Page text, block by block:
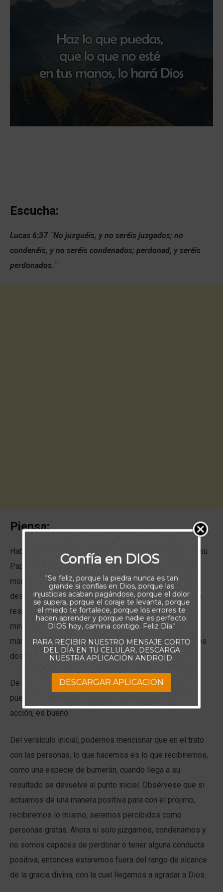
Escucha:
Lucas 6:37 ¨No juzguéis, y no seréis juzgados; no
condenéis, y no seréis condenados; perdonad, y seréis
perdonados. ¨
Piensa:
Había una la historia de un niño que tenía dos panes, y su
Papá le pidió uno. El niño miro a los ojos de su Padre y
mordió ambos panes. El padre, frunció su cara un poco
desmotivado, casi decepcionado porque esperaba otra
respuesta del niño. Pocos segundos después, el niño
mira hacia su Padre con una sonrisa tierna, extendió su
mano y dijo: Toma Papá, este es el pan más dulce de los
dos.
De aquí queda una enseñanza, es: No debemos juzgar
puesto a que desconocemos si el motivo detrás de la
acción, es bueno.
Del versículo inicial, podemos mencionar que en el trato
con las personas, lo que hacemos es lo que recibiremos,
como una especie de bumerán, cuando llega a su
resultado se devuelve al punto inicial. Obsérvese que si
actuamos de una manera positiva para con el prójimo,
recibiremos lo mismo, seremos percibidos como
personas gratas. Ahora si solo juzgamos, condenamos y
no somos capaces de perdonar o tener alguna conducta
positiva, entonces estaremos fuera del rango de alcance
de la gracia divina, con la cual llegamos a agradar a Dios.
Confía en DIOS
"Se feliz, porque la piedra nunca es tan
grande si confías en Dios, porque las
injusticias acaban pagándose, porque el dolor
se supera, porque el coraje te levanta, porque
el miedo te fortalece, porque los errores te
hacen aprender y porque nadie es perfecto.
DIOS hoy, camina contigo. Feliz Día."
PARA RECIBIR NUESTRO MENSAJE CORTO
DEL DÍA EN TU CELULAR, DESCARGA
NUESTRA APLICACIÓN ANDROID.
DESCARGAR APLICACION